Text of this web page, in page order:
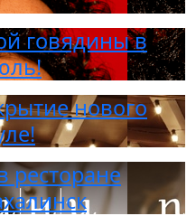
говядины в
нового